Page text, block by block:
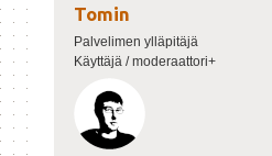
Tomin
Palvelimen ylläpitäjä
Käyttäjä / moderaattori+